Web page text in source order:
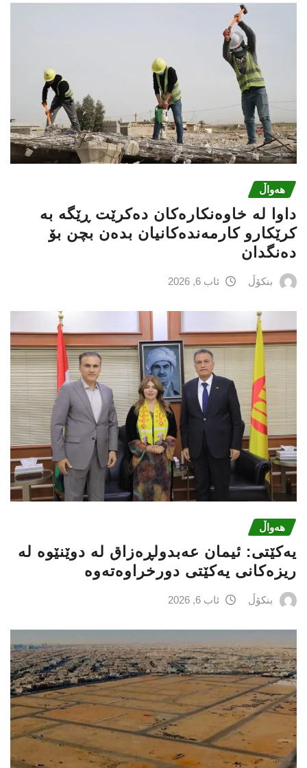
هەواڵ
داوا لە خاوەنکارەکان دەکرێت ڕێگە بە
کرێکارو کارمەندەکانیان بدەن بچن بۆ
دەنگدان
بنکۆڵ ئاب 6, 2026
هەواڵ
یه‌كێتی: ئیمان عه‌بدولڕه‌زاق له‌ دوێنێوه‌ له‌
ریزه‌كانی یه‌كێتی دورخراوه‌ته‌وه‌
بنکۆڵ ئاب 6, 2026